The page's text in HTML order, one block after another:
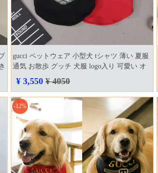
gucci ペットウェア 小型犬 tシャツ 薄い 夏服
通気 お散歩 グッチ 犬服 logo入り 可愛い オ
シャレ テディ 服 パーカー ブランド ドッグ
ウェア
¥ 3,550 ¥ 4050
-12%